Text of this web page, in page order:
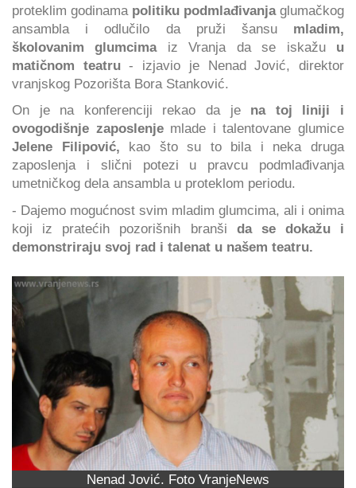
proteklim godinama politiku podmlađivanjaglumačkog
ansambla i odlučilo da pruži šansu mladim,
školovanim glumcimaiz Vranja da se iskažu u
matičnom teatru- izjavio je Nenad Jović, direktor
vranjskog Pozorišta Bora Stanković.
On je na konferenciji rekao da je na toj liniji i
ovogodišnje zaposlenjemlade i talentovane glumice
Jelene Filipović, kao što su to bila i neka druga
zaposlenja i slični potezi u pravcu podmlađivanja
umetničkog dela ansambla u proteklom periodu.
- Dajemo mogućnost svim mladim glumcima, ali i onima
koji iz pratećih pozorišnih branši da se dokažu i
demonstriraju svoj rad i talenat u našem teatru.
Nenad Jović. Foto VranjeNews